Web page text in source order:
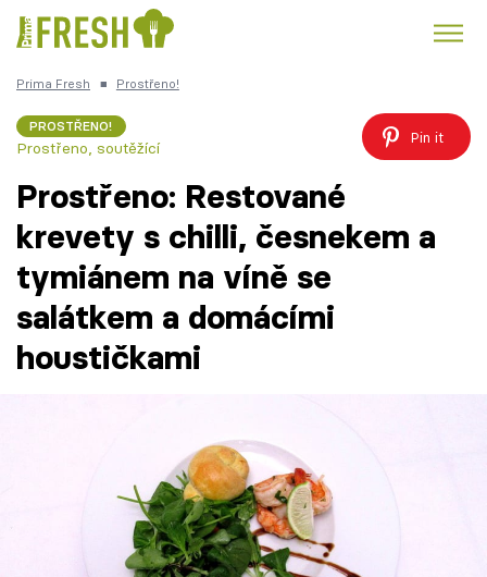
Česká kuchyně
Témata
Recepty
Škola vaření
Recepty z TV
Prima Fresh ■ Prostřeno!
PROSTŘENO!
Prostřeno, soutěžící
Pin it
Prostřeno: Restované
krevety s chilli, česnekem a
tymiánem na víně se
salátkem a domácími
houstičkami